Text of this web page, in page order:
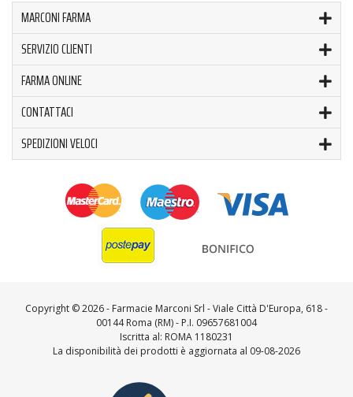
MARCONI FARMA
SERVIZIO CLIENTI
FARMA ONLINE
CONTATTACI
SPEDIZIONI VELOCI
Copyright ©2026 - Farmacie Marconi Srl - Viale Città D'Europa, 618 -
00144 Roma (RM) - P.I. 09657681004
Iscritta al: ROMA 1180231
La disponibilità dei prodotti è aggiornata al 09-08-2026